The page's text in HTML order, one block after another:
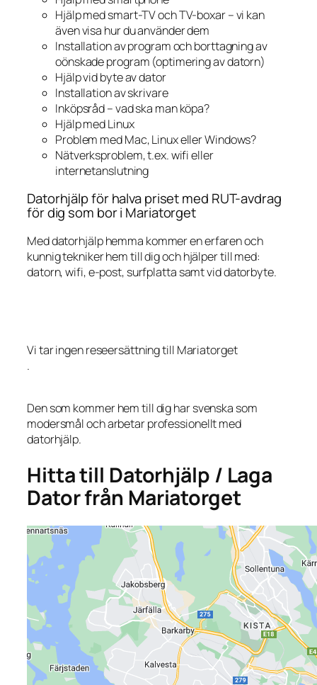
Hjälp med smart-TV och TV-boxar – vi kan
även visa hur du använder dem
Installation av program och borttagning av
oönskade program (optimering av datorn)
Hjälp vid byte av dator
Installation av skrivare
Inköpsråd – vad ska man köpa?
Hjälp med Linux
Problem med Mac, Linux eller Windows?
Nätverksproblem, t.ex. wifi eller
internetanslutning
Datorhjälp för halva priset med RUT-avdrag
för dig som bor i Mariatorget
Med datorhjälp hemma kommer en erfaren och
kunnig tekniker hem till dig och hjälper till med:
datorn, wifi, e-post, surfplatta samt vid datorbyte.
Vi tar ingen reseersättning till Mariatorget
.
Den som kommer hem till dig har svenska som
modersmål och arbetar professionellt med
datorhjälp.
Hitta till Datorhjälp / Laga
Dator från Mariatorget